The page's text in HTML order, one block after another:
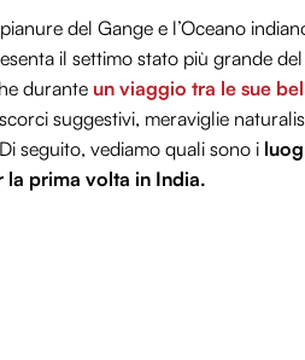
del Gange e l’Oceano
il settimo stato più grande
durante un viaggio tra le sue
suggestivi, meraviglie
seguito, vediamo quali sono i
la prima volta in India.